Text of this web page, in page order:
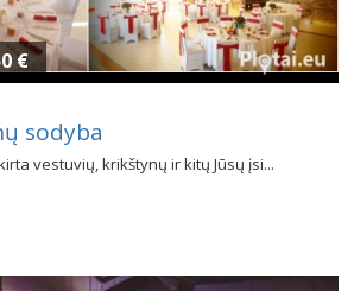
€
sodyba
vestuvių, krikštynų ir kitų Jūsų įsi...